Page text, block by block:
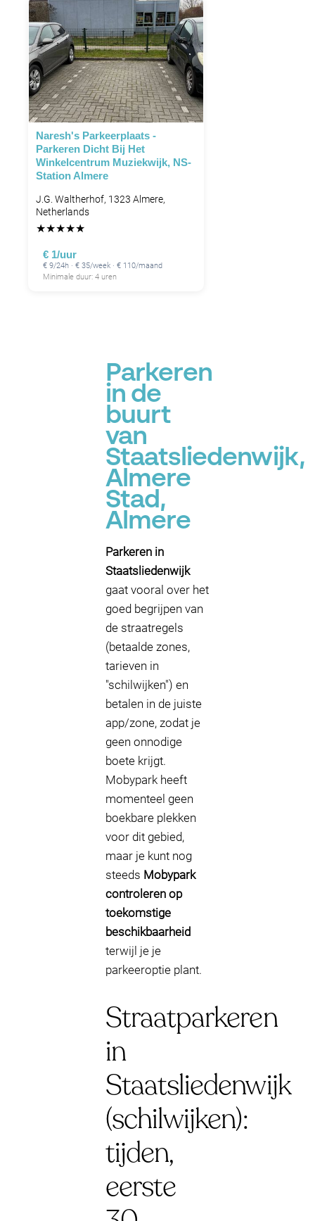
Naresh's Parkeerplaats -
Parkeren Dicht Bij Het
Winkelcentrum Muziekwijk, NS-
Station Almere
J.G. Waltherhof, 1323 Almere,
Netherlands
★★★★★
€ 1/uur
€ 9/24h · € 35/week · € 110/maand
Minimale duur: 4 uren
Parkeren
in de
buurt
van
Staatsliedenwijk,
Almere
Stad,
Almere
Parkeren in
Staatsliedenwijk
gaat vooral over het
goed begrijpen van
de straatregels
(betaalde zones,
tarieven in
"schilwijken") en
betalen in de juiste
app/zone, zodat je
geen onnodige
boete krijgt.
Mobypark heeft
momenteel geen
boekbare plekken
voor dit gebied,
maar je kunt nog
steeds Mobypark
controleren op
toekomstige
beschikbaarheid
terwijl je je
parkeeroptie plant.
Straatparkeren
in
Staatsliedenwijk
(schilwijken):
tijden,
eerste